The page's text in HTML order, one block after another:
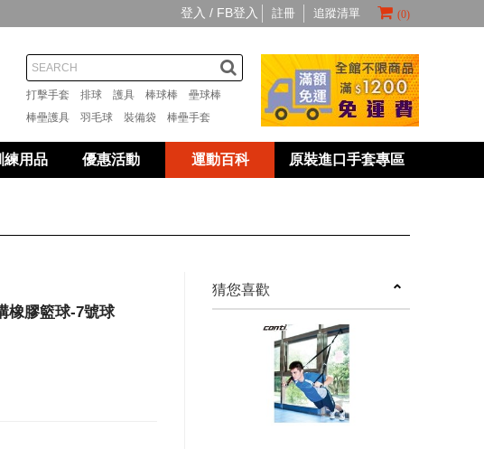
(0)
登入 / FB登入 註冊 追蹤清單
打擊手套 排球 護具 棒球棒 壘球棒
棒壘護具 羽毛球 裝備袋 棒壘手套
練用品 優惠活動 運動百科 原裝進口手套專區
橡膠籃球-7號球
猜您喜歡